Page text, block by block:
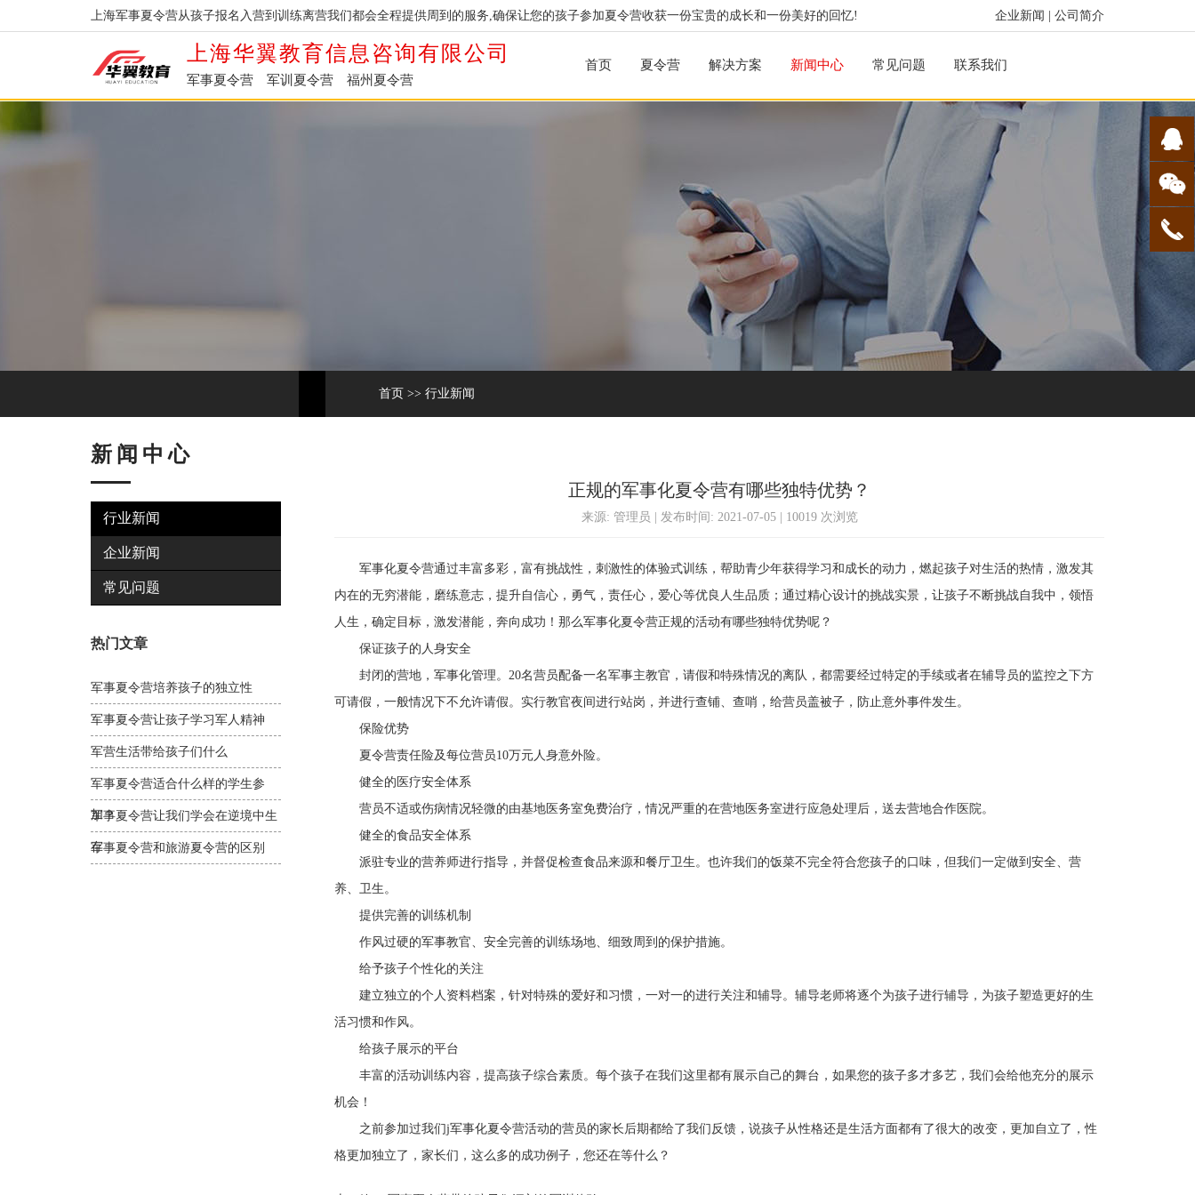
企业新闻 公司简介
上海军事夏令营从孩子报名入营到训练离营我们都会全程提供周到的服务,确保让您的孩子参加夏令营收获一份宝贵的成长和一份美好的回忆!
上海华翼教育信息咨询有限公司
军事夏令营 军训夏令营 福州夏令营
首页 夏令营 解决方案 新闻中心 常见问题 联系我们
首页 >> 行业新闻
新闻中心
行业新闻
企业新闻
常见问题
热门文章
军事夏令营培养孩子的独立性
军事夏令营让孩子学习军人精神
军营生活带给孩子们什么
军事夏令营适合什么样的学生参
加？
军事夏令营让我们学会在逆境中生
存
军事夏令营和旅游夏令营的区别
正规的军事化夏令营有哪些独特优势？
来源: 管理员 | 发布时间: 2021-07-05 | 10019 次浏览
军事化夏令营通过丰富多彩，富有挑战性，刺激性的体验式训练，帮助青少年获得学习和成长的动力，燃起孩子对生活的热情，激发其
内在的无穷潜能，磨练意志，提升自信心，勇气，责任心，爱心等优良人生品质；通过精心设计的挑战实景，让孩子不断挑战自我中，领悟
人生，确定目标，激发潜能，奔向成功！那么军事化夏令营正规的活动有哪些独特优势呢？
保证孩子的人身安全
封闭的营地，军事化管理。20名营员配备一名军事主教官，请假和特殊情况的离队，都需要经过特定的手续或者在辅导员的监控之下方
可请假，一般情况下不允许请假。实行教官夜间进行站岗，并进行查铺、查哨，给营员盖被子，防止意外事件发生。
保险优势
夏令营责任险及每位营员10万元人身意外险。
健全的医疗安全体系
营员不适或伤病情况轻微的由基地医务室免费治疗，情况严重的在营地医务室进行应急处理后，送去营地合作医院。
健全的食品安全体系
派驻专业的营养师进行指导，并督促检查食品来源和餐厅卫生。也许我们的饭菜不完全符合您孩子的口味，但我们一定做到安全、营
养、卫生。
提供完善的训练机制
作风过硬的军事教官、安全完善的训练场地、细致周到的保护措施。
给予孩子个性化的关注
建立独立的个人资料档案，针对特殊的爱好和习惯，一对一的进行关注和辅导。辅导老师将逐个为孩子进行辅导，为孩子塑造更好的生
活习惯和作风。
给孩子展示的平台
丰富的活动训练内容，提高孩子综合素质。每个孩子在我们这里都有展示自己的舞台，如果您的孩子多才多艺，我们会给他充分的展示
机会！
之前参加过我们j军事化夏令营活动的营员的家长后期都给了我们反馈，说孩子从性格还是生活方面都有了很大的改变，更加自立了，性
格更加独立了，家长们，这么多的成功例子，您还在等什么？